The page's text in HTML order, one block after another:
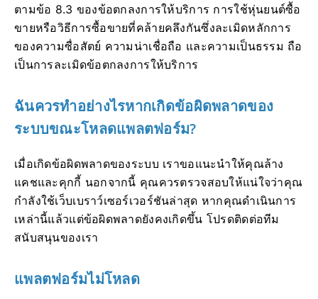
ตามข้อ 8.3 ของข้อตกลงการให้บริการ การใช้หุ่นยนต์ซื้อ
ขายหรือวิธีการซื้อขายที่คล้ายคลึงกันซึ่งละเมิดหลักการ
ของความซื่อสัตย์ ความน่าเชื่อถือ และความเป็นธรรม ถือ
เป็นการละเมิดข้อตกลงการให้บริการ
ฉันควรทำอย่างไรหากเกิดข้อผิดพลาดของ
ระบบขณะโหลดแพลตฟอร์ม?
เมื่อเกิดข้อผิดพลาดของระบบ เราขอแนะนำให้คุณล้าง
แคชและคุกกี้ นอกจากนี้ คุณควรตรวจสอบให้แน่ใจว่าคุณ
กำลังใช้เว็บเบราว์เซอร์เวอร์ชันล่าสุด หากคุณดำเนินการ
เหล่านี้แล้วแต่ข้อผิดพลาดยังคงเกิดขึ้น โปรดติดต่อทีม
สนับสนุนของเรา
แพลตฟอร์มไม่โหลด